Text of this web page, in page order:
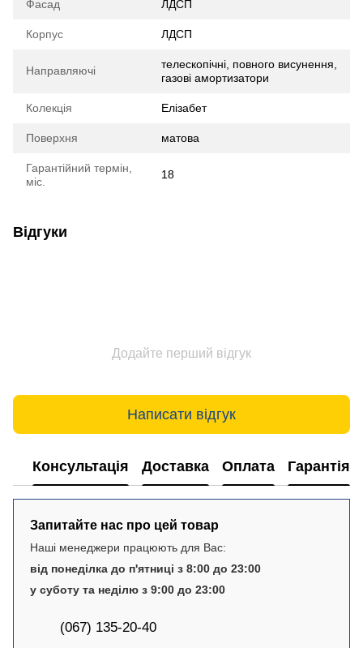
Фасад ЛДСП
Корпус ЛДСП
Направляючі
телескопічні, повного висунення,
газові амортизатори
Колекція Елізабет
Поверхня матова
Гарантійний термін,
міс.
18
Відгуки
Додайте перший відгук
Написати відгук
Консультація Доставка Оплата Гарантія
Запитайте нас про цей товар
Наші менеджери працюють для Вас:
від понеділка до п'ятниці з 8:00 до 23:00
у суботу та неділю з 9:00 до 23:00
(067) 135-20-40